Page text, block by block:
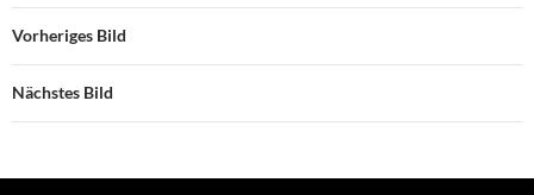
Vorheriges Bild
Nächstes Bild